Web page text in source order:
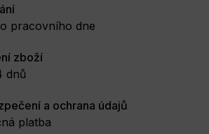
pracovního dne
zboží
dnů
a ochrana údajů
platba